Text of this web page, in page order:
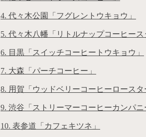
4. 代々木公園「フグレントウキョウ」
5. 代々木八幡「リトルナップコーヒース
6. 目黒「スイッチコーヒートウキョウ」
7. 大森「パーチコーヒー」
8. 用賀「ウッドベリーコーヒーロースタ
9. 渋谷「ストリーマーコーヒーカンパニ
10. 表参道「カフェキツネ」